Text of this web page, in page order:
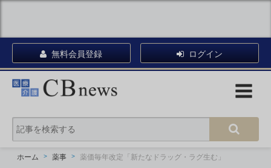
無料会員登録 ログイン
ホーム 薬事 薬価毎年改定「新たなドラッグ・ラグ生む」